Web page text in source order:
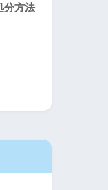
分方法